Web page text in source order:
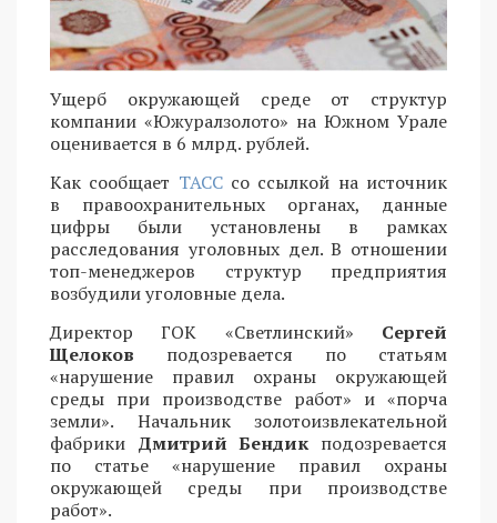
Ущерб окружающей среде от структур
компании «Южуралзолото» на Южном Урале
оценивается в 6 млрд. рублей.
Как сообщает ТАССсо ссылкой на источник
в правоохранительных органах, данные
цифры были установлены в рамках
расследования уголовных дел. В отношении
топ-менеджеров структур предприятия
возбудили уголовные дела.
Директор ГОК «Светлинский» Сергей
Щелоков подозревается по статьям
«нарушение правил охраны окружающей
среды при производстве работ» и «порча
земли». Начальник золотоизвлекательной
фабрики Дмитрий Бендик подозревается
по статье «нарушение правил охраны
окружающей среды при производстве
работ».